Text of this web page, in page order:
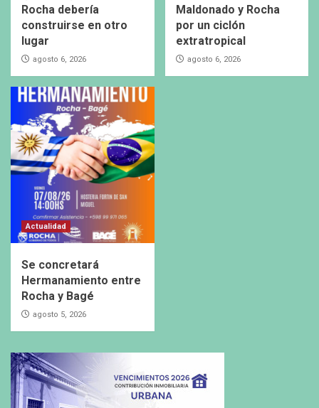
Rocha debería
construirse en otro
lugar
agosto 6, 2026
Maldonado y Rocha
por un ciclón
extratropical
agosto 6, 2026
Actualidad
Se concretará
Hermanamiento entre
Rocha y Bagé
agosto 5, 2026